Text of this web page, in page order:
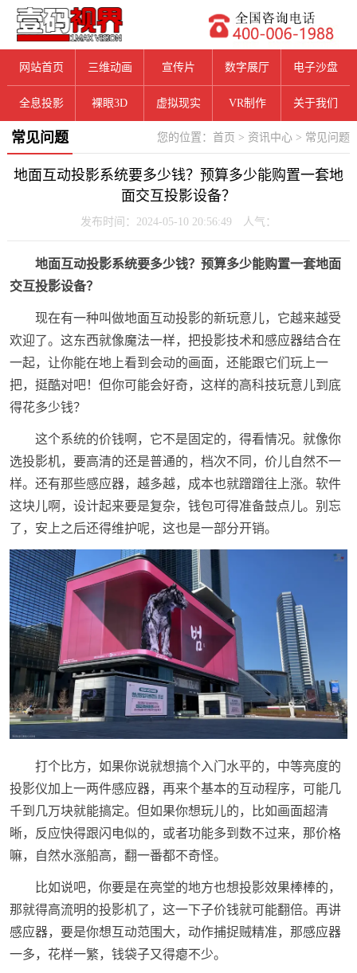
网站首页 三维动画 宣传片 数字展厅 电子沙盘
全息投影 裸眼3D 虚拟现实 VR制作 关于我们
您的位置： 首页 > 资讯中心 > 常见问题
常见问题
地面互动投影系统要多少钱？预算多少能购置一套地
面交互投影设备？
发布时间：2024-05-10 20:56:49 人气：
地面互动投影系统要多少钱？预算多少能购置一套地面
交互投影设备？
现在有一种叫做地面互动投影的新玩意儿，它越来越受
欢迎了。这东西就像魔法一样，把投影技术和感应器结合在
一起，让你能在地上看到会动的画面，还能跟它们玩上一
把，挺酷对吧！但你可能会好奇，这样的高科技玩意儿到底
得花多少钱？
这个系统的价钱啊，它不是固定的，得看情况。就像你
选投影机，要高清的还是普通的，档次不同，价儿自然不一
样。还有那些感应器，越多越，成本也就蹭蹭往上涨。软件
这块儿啊，设计起来要是复杂，钱包可得准备鼓点儿。别忘
了，安上之后还得维护呢，这也是一部分开销。
打个比方，如果你说就想搞个入门水平的，中等亮度的
投影仪加上一两件感应器，再来个基本的互动程序，可能几
千到几万块就能搞定。但如果你想玩儿的，比如画面超清
晰，反应快得跟闪电似的，或者功能多到数不过来，那价格
嘛，自然水涨船高，翻一番都不奇怪。
比如说吧，你要是在亮堂的地方也想投影效果棒棒的，
那就得高流明的投影机了，这一下子价钱就可能翻倍。再讲
感应器，要是你想互动范围大，动作捕捉贼精准，那感应器
一多，花样一繁，钱袋子又得瘪不少。